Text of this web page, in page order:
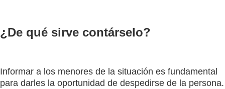
¿De qué sirve contárselo?
Informar a los menores de la situación es fundamental
para darles la oportunidad de despedirse de la persona.